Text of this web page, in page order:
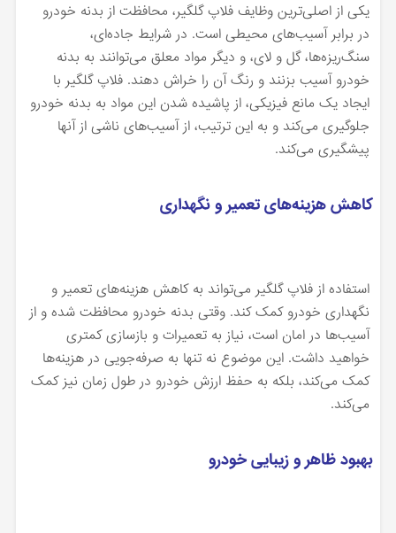
یکی از اصلی‌ترین وظایف فلاپ گلگیر، محافظت از بدنه خودرو
در برابر آسیب‌های محیطی است. در شرایط جاده‌ای،
سنگ‌ریزه‌ها، گل و لای، و دیگر مواد معلق می‌توانند به بدنه
خودرو آسیب بزنند و رنگ آن را خراش دهند. فلاپ گلگیر با
ایجاد یک مانع فیزیکی، از پاشیده شدن این مواد به بدنه خودرو
جلوگیری می‌کند و به این ترتیب، از آسیب‌های ناشی از آنها
پیشگیری می‌کند.
کاهش هزینه‌های تعمیر و نگهداری
استفاده از فلاپ گلگیر می‌تواند به کاهش هزینه‌های تعمیر و
نگهداری خودرو کمک کند. وقتی بدنه خودرو محافظت شده و از
آسیب‌ها در امان است، نیاز به تعمیرات و بازسازی کمتری
خواهید داشت. این موضوع نه تنها به صرفه‌جویی در هزینه‌ها
کمک می‌کند، بلکه به حفظ ارزش خودرو در طول زمان نیز کمک
می‌کند.
بهبود ظاهر و زیبایی خودرو